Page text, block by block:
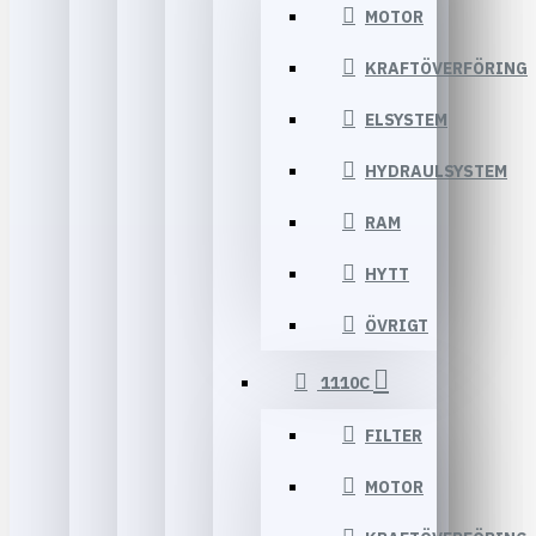
MOTOR
KRAFTÖVERFÖRING
ELSYSTEM
HYDRAULSYSTEM
RAM
HYTT
ÖVRIGT
1110C
FILTER
MOTOR